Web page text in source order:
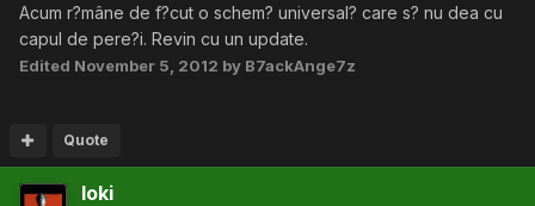
Acum r?mâne de f?cut o schem? universal? care s? nu dea cu
capul de pere?i. Revin cu un update.
Edited November 5, 2012 by B7ackAnge7z
Quote
loki